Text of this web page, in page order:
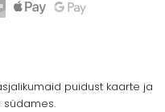
puidust kaarte ja